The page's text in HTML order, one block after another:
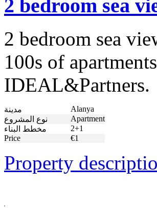
2 bedroom sea
2 bedroom sea
100s of
IDEAL&Partners.
مدينة
Alanya
نوع المشروع
Apartment
مخطط البناء
2+1
Price
€1
Property